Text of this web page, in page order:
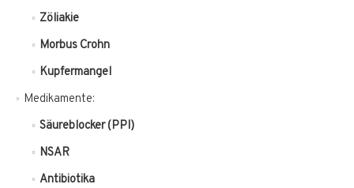
Zöliakie
Morbus Crohn
Kupfermangel
Medikamente:
Säureblocker (PPI)
NSAR
Antibiotika